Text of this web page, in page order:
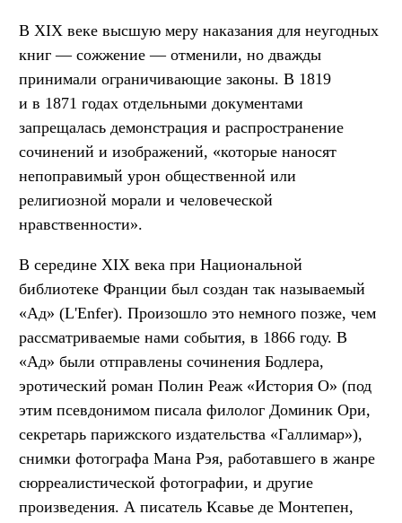
В XIX веке высшую меру наказания для неугодных
книг — сожжение — отменили, но дважды
принимали ограничивающие законы. В 1819
и в 1871 годах отдельными документами
запрещалась демонстрация и распространение
сочинений и изображений, «которые наносят
непоправимый урон общественной или
религиозной морали и человеческой
нравственности».
В середине XIX века при Национальной
библиотеке Франции был создан так называемый
«Ад» (L'Enfer). Произошло это немного позже, чем
рассматриваемые нами события, в 1866 году. В
«Ад» были отправлены сочинения Бодлера,
эротический роман Полин Реаж «История О» (под
этим псевдонимом писала филолог Доминик Ори,
секретарь парижского издательства «Галлимар»),
снимки фотографа Мана Рэя, работавшего в жанре
сюрреалистической фотографии, и другие
произведения. А писатель Ксавье де Монтепен,